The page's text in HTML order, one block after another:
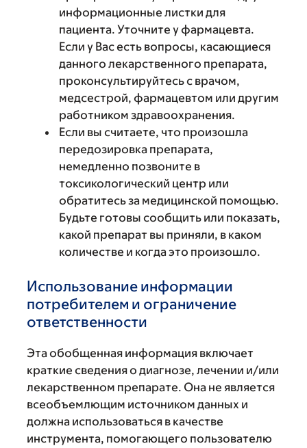
информационные листки для
пациента. Уточните у фармацевта.
Если у Вас есть вопросы, касающиеся
данного лекарственного препарата,
проконсультируйтесь с врачом,
медсестрой, фармацевтом или другим
работником здравоохранения.
Если вы считаете, что произошла
передозировка препарата,
немедленно позвоните в
токсикологический центр или
обратитесь за медицинской помощью.
Будьте готовы сообщить или показать,
какой препарат вы приняли, в каком
количестве и когда это произошло.
Использование информации
потребителем и ограничение
ответственности
Эта обобщенная информация включает
краткие сведения о диагнозе, лечении и/или
лекарственном препарате. Она не является
всеобъемлющим источником данных и
должна использоваться в качестве
инструмента, помогающего пользователю